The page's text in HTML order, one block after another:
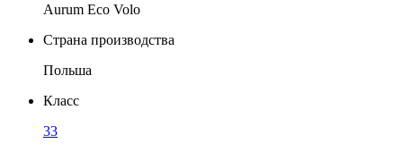
Aurum Eco Volo
Страна производства
Польша
Класс
33